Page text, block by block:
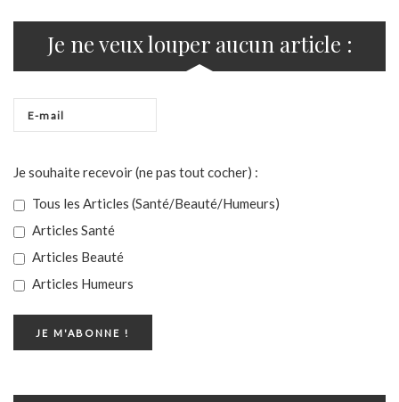
Je ne veux louper aucun article :
Je souhaite recevoir (ne pas tout cocher) :
Tous les Articles (Santé/Beauté/Humeurs)
Articles Santé
Articles Beauté
Articles Humeurs